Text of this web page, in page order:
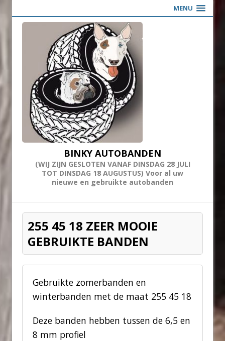
MENU
BINKY AUTOBANDEN
(WIJ ZIJN GESLOTEN VANAF DINSDAG 28 JULI
TOT DINSDAG 18 AUGUSTUS) Voor al uw
nieuwe en gebruikte autobanden
255 45 18 ZEER MOOIE
GEBRUIKTE BANDEN
Gebruikte zomerbanden en
winterbanden met de maat 255 45 18
Deze banden hebben tussen de 6,5 en
8 mm profiel